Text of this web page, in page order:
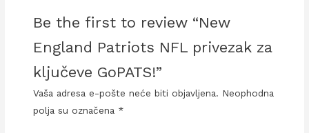
Be the first to review “New
England Patriots NFL privezak za
ključeve GoPATS!”
Vaša adresa e-pošte neće biti objavljena. Neophodna
polja su označena *